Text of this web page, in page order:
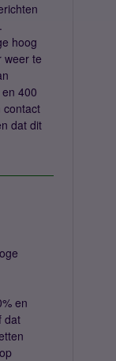
hoog
weer te
400
contact
dat dit
en
dat